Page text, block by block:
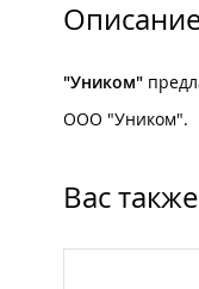
"Уником"
ООО "Уником".
Вас